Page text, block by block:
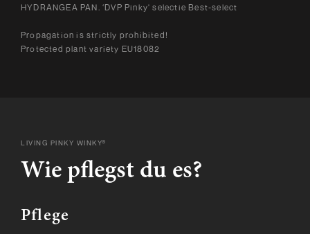
HYDRANGEA PAN. ‘DVP Pinky' selectie Best-select
Propagation is strictly prohibited!
Protected plant variety EU18082
LIVING PINKY WINKY®
Wie pflegst du es?
Pflege